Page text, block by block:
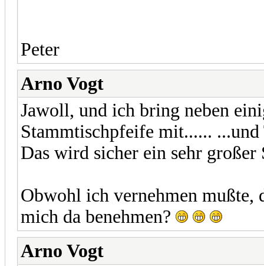
Peter
Arno Vogt
Jawoll, und ich bring neben
Stammtischpfeife mit......
Das wird sicher ein sehr großer
Obwohl ich vernehmen mußte,
mich da benehmen?
Arno Vogt